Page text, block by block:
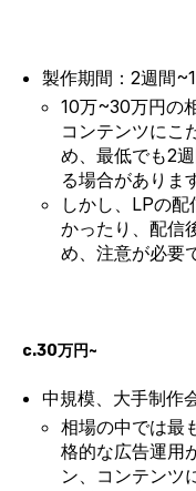
製作期間：2週間
10万~30万円の
コンテンツにこ
め、最低でも2
る場合がありま
しかし、LPの
かったり、配信
め、注意が必要
c.30万円~
中規模、大手制作
相場の中では最
格的な広告運用
ン、コンテンツ